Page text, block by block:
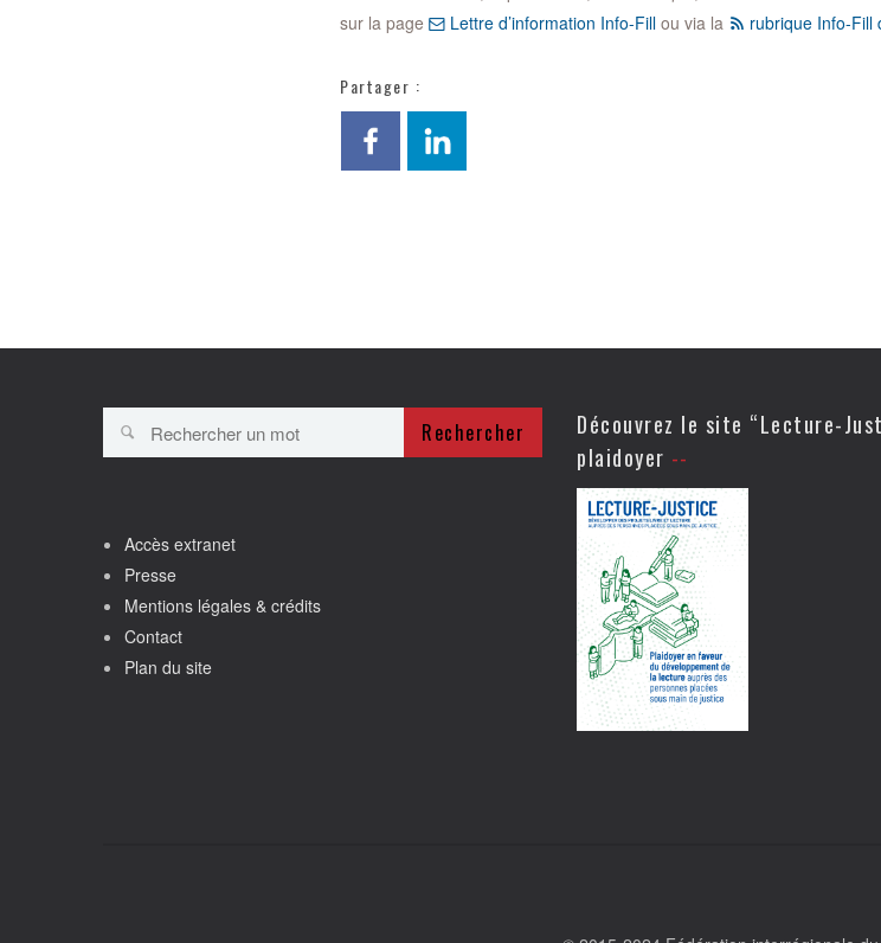
sur la page
Lettre d’information Info-Fill ou via la rubrique Info-Fill
Partager :
Rechercher
Accès extranet
Presse
Mentions légales & crédits
Contact
Plan du site
Découvrez le site “Lecture-
plaidoyer